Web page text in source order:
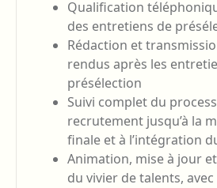
Qualification
des entretiens de
Rédaction et
rendus après les
présélection
Suivi complet du
recrutement jusqu’à la
finale et à l’intégration
Animation, mise à jour
du vivier de talents,